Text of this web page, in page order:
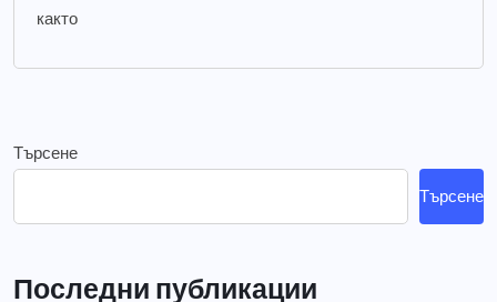
както
Търсене
Търсене
Последни публикации